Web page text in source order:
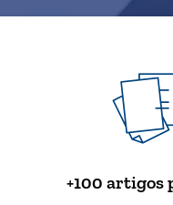
+100 artigos